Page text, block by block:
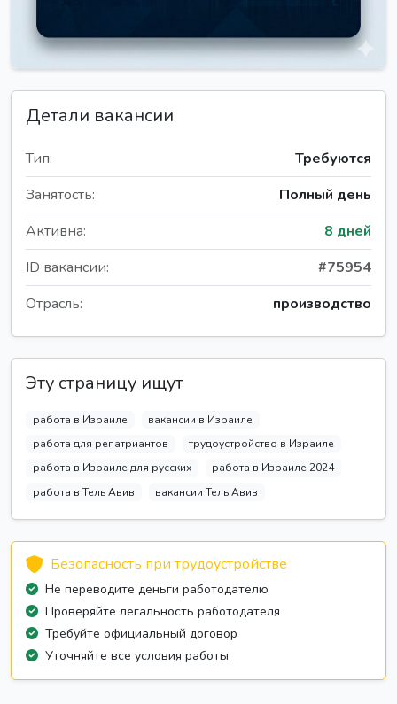
Детали вакансии
Тип:
Требуются
Занятость:
Полный день
Активна:
8 дней
ID вакансии:
#75954
Отрасль:
производство
Эту страницу ищут
работа в Израиле
вакансии в Израиле
работа для репатриантов
трудоустройство в Израиле
работа в Израиле для русских
работа в Израиле 2024
работа в Тель Авив
вакансии Тель Авив
Безопасность при трудоустройстве
Не переводите деньги работодателю
Проверяйте легальность работодателя
Требуйте официальный договор
Уточняйте все условия работы